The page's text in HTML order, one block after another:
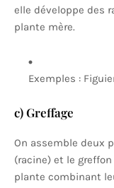
elle développe des
plante mère.
Exemples :
c) Greffage
On assemble deux
(racine) et le
plante combinant